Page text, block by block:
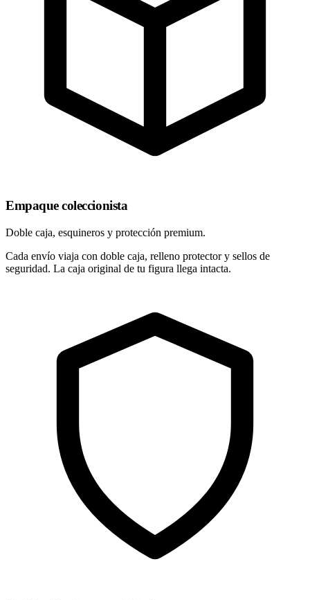
Empaque coleccionista
Doble caja, esquineros y protección premium.
Cada envío viaja con doble caja, relleno protector y sellos de
seguridad. La caja original de tu figura llega intacta.